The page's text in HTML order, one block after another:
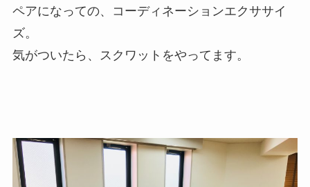
ペアになっての、コーディネーションエクササイ
ズ。
気がついたら、スクワットをやってます。